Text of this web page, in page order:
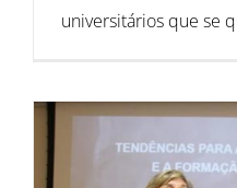
universitários que se